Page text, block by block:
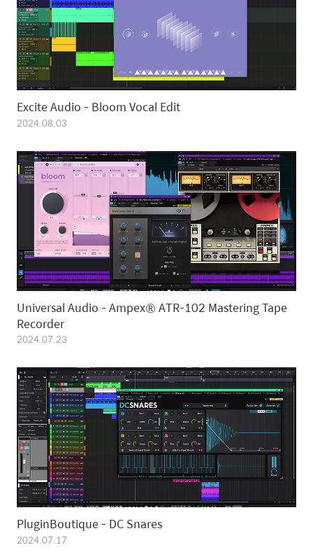
Excite Audio - Bloom Vocal Edit
2024.08.03
Universal Audio - Ampex® ATR-102 Mastering Tape
Recorder
2024.07.23
PluginBoutique - DC Snares
2024.07.17